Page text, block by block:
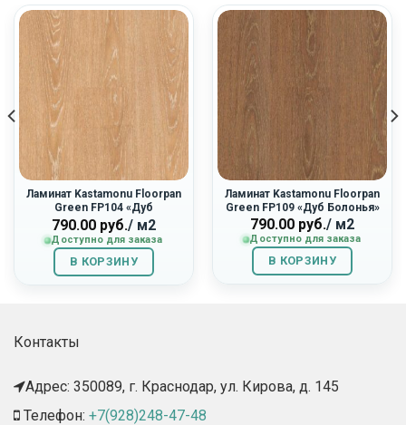
Ламинат Kastamonu Floorpan
Green FP104 «Дуб
Ливерпуль»
790.00 руб./ м2
Доступно для заказа
В КОРЗИНУ
Ламинат Kastamonu Floorpan
Green FP109 «Дуб Болонья»
790.00 руб./ м2
Доступно для заказа
В КОРЗИНУ
Контакты
Адрес: 350089, г. Краснодар, ул. Кирова, д. 145​
Телефон: +7(928)248-47-48